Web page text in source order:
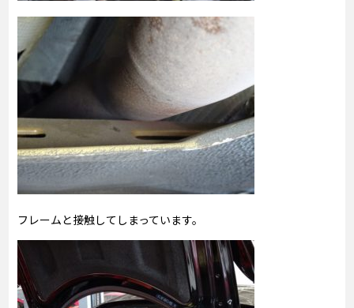
フレームと接触してしまっています。